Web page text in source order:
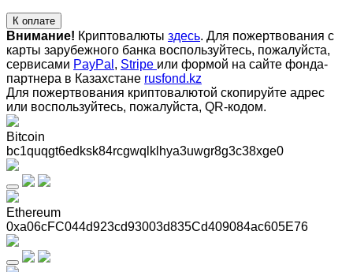
К оплате
Внимание! Криптовалюты здесь. Для пожертвования с
карты зарубежного банка воспользуйтесь, пожалуйста,
сервисами PayPal , Stripe или формой на сайте фонда-
партнера в Казахстане rusfond.kz
Для пожертвования криптовалютой скопируйте адрес
или воспользуйтесь, пожалуйста, QR-кодом.
Bitcoin
bc1quqgt6edksk84rcgwqlklhya3uwgr8g3c38xge0
Ethereum
0xa06cFC044d923cd93003d835Cd409084ac605E76